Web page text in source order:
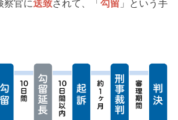
察官に送致されて、「 勾留 」という手